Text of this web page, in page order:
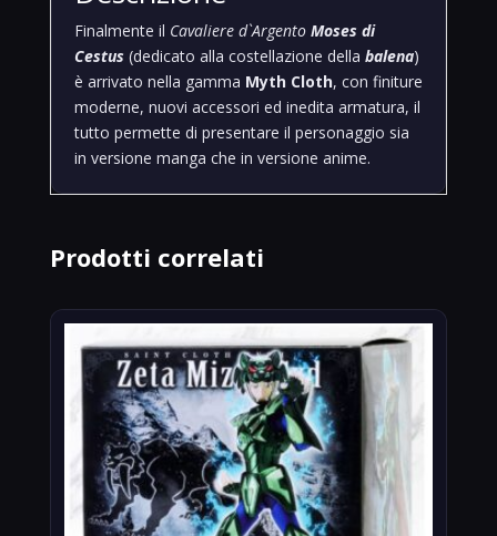
Finalmente il Cavaliere d`Argento Moses di
Cestus (dedicato alla costellazione della balena)
è arrivato nella gamma Myth Cloth, con finiture
moderne, nuovi accessori ed inedita armatura, il
tutto permette di presentare il personaggio sia
in versione manga che in versione anime.
Prodotti correlati